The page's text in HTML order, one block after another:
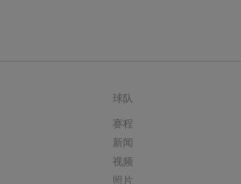
球队
赛程
新闻
视频
照片